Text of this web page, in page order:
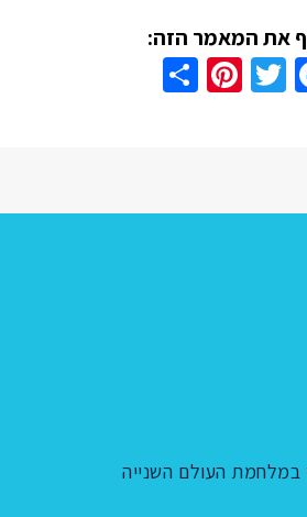
את המאמר הזה:
Facebook
Twitter
Pinterest
במלחמת העולם השנייה